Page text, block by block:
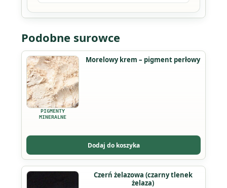
Podobne surowce
PIGMENTY
MINERALNE
Morelowy krem – pigment perłowy
Dodaj do koszyka
Ten
produkt
ma
wiele
wariantów.
Opcje
na
stronie
Czerń żelazowa (czarny tlenek
żelaza)
Ten